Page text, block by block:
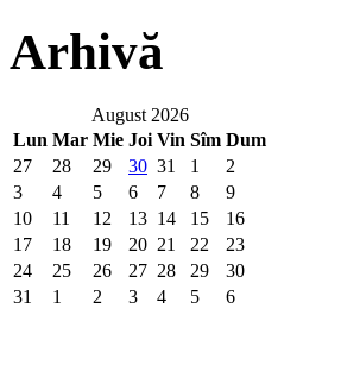
Arhivă
August 2026
Lun Mar Mie Joi Vin Sîm Dum
27
28 29 30 31 1
2
3
4 5 6 7 8
9
10
11 12 13 14 15
16
17
18 19 20 21 22
23
24
25 26 27 28 29
30
31
1 2 3 4 5 6